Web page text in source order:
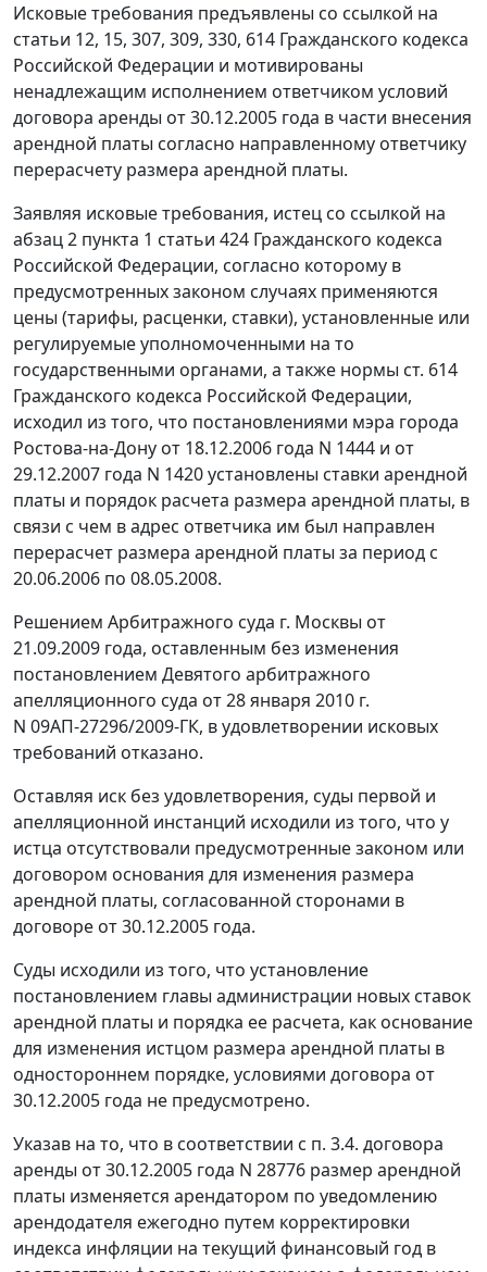
Исковые требования предъявлены со ссылкой на
статьи 12, 15, 307, 309, 330, 614 Гражданского кодекса
Российской Федерации и мотивированы
ненадлежащим исполнением ответчиком условий
договора аренды от 30.12.2005 года в части внесения
арендной платы согласно направленному ответчику
перерасчету размера арендной платы.
Заявляя исковые требования, истец со ссылкой на
абзац 2 пункта 1 статьи 424 Гражданского кодекса
Российской Федерации, согласно которому в
предусмотренных законом случаях применяются
цены (тарифы, расценки, ставки), установленные или
регулируемые уполномоченными на то
государственными органами, а также нормы ст. 614
Гражданского кодекса Российской Федерации,
исходил из того, что постановлениями мэра города
Ростова-на-Дону от 18.12.2006 года N 1444 и от
29.12.2007 года N 1420установлены ставки арендной
платы и порядок расчета размера арендной платы, в
связи с чем в адрес ответчика им был направлен
перерасчет размера арендной платы за период с
20.06.2006 по 08.05.2008.
Решением Арбитражного суда г. Москвы от
21.09.2009 года, оставленным без изменения
постановлением Девятого арбитражного
апелляционного суда от 28 января 2010 г.
N 09АП-27296/2009-ГК, в удовлетворении исковых
требований отказано.
Оставляя иск без удовлетворения, суды первой и
апелляционной инстанций исходили из того, что у
истца отсутствовали предусмотренные законом или
договором основания для изменения размера
арендной платы, согласованной сторонами в
договоре от 30.12.2005 года.
Суды исходили из того, что установление
постановлением главы администрации новых ставок
арендной платы и порядка ее расчета, как основание
для изменения истцом размера арендной платы в
одностороннем порядке, условиями договора от
30.12.2005 года не предусмотрено.
Указав на то, что в соответствии с п. 3.4. договора
аренды от 30.12.2005 года N 28776 размер арендной
платы изменяется арендатором по уведомлению
арендодателя ежегодно путем корректировки
индекса инфляции на текущий финансовый год в